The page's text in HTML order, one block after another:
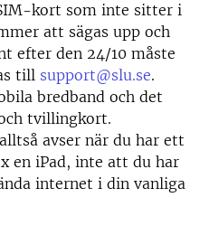
kort som inte sitter i
att sägas upp och
efter den 24/10 måste
till support@slu.se.
bredband och det
tvillingkort.
avser när du har ett
en iPad, inte att du har
internet i din vanliga